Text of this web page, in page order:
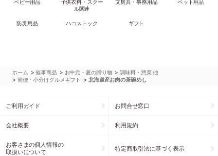
ベビー用品
子供衣料・スクー
ル関連
文房具・事務用品 ペット用品
防災用品 ハコストック ギフト
ホーム >催事商品 > お中元・夏の贈り物 >調味料・惣菜 他
> 簡便・小分けグルメギフト > 北海道産お肉の茶碗めし
ご利用ガイド お問合せ窓口
会社概要 利用規約
お客さまの個人情報の
取扱いについて
特定商取引法に基づく表示